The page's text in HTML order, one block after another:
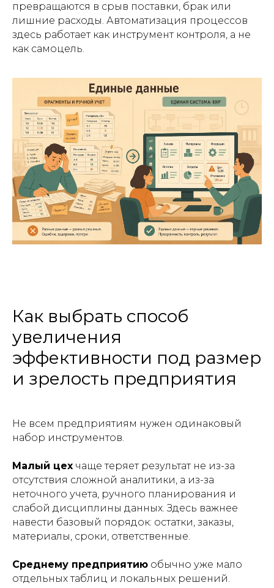
превращаются в срыв поставки, брак или
лишние расходы. Автоматизация процессов
здесь работает как инструмент контроля, а не
как самоцель.
Как выбрать способ
увеличения
эффективности под размер
и зрелость предприятия
Не всем предприятиям нужен одинаковый
набор инструментов.
Малый цех чаще теряет результат не из-за
отсутствия сложной аналитики, а из-за
неточного учета, ручного планирования и
слабой дисциплины данных. Здесь важнее
навести базовый порядок: остатки, заказы,
материалы, сроки, ответственные.
Среднему предприятию обычно уже мало
отдельных таблиц и локальных решений.